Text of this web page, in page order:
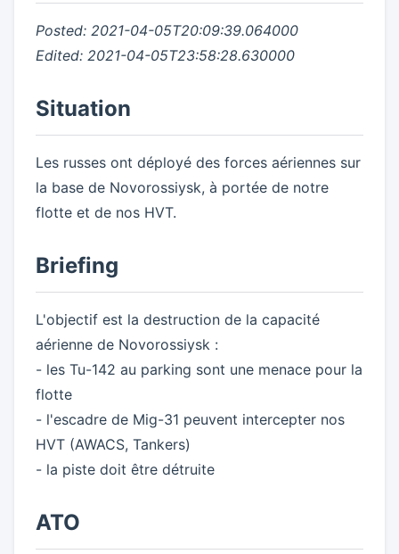
Posted: 2021-04-05T20:09:39.064000
Edited: 2021-04-05T23:58:28.630000
Situation
Les russes ont déployé des forces aériennes sur
la base de Novorossiysk, à portée de notre
flotte et de nos HVT.
Briefing
L'objectif est la destruction de la capacité
aérienne de Novorossiysk :
- les Tu-142 au parking sont une menace pour la
flotte
- l'escadre de Mig-31 peuvent intercepter nos
HVT (AWACS, Tankers)
- la piste doit être détruite
ATO